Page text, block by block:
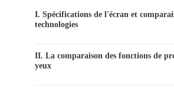
I. Spécifications de l'écran et
technologies
II. La comparaison des fonctions de
yeux